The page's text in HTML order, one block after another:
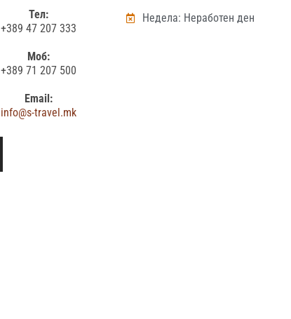
Тел:
+389 47 207 333
Моб:
+389 71 207 500
Email:
info@s-travel.mk
Недела: Неработен ден